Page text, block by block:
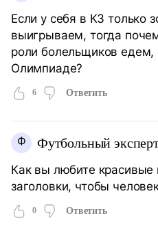
Если у себя в КЗ только
выигрываем, тогда
роли болельщиков едем,
Олимпиаде?
6 Ответить
Ф Футбольный
Как вы любите красивые
заголовки, чтобы
0 Ответить